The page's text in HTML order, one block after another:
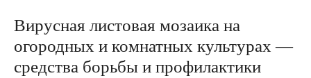
Вирусная листовая мозаика на
огородных и комнатных культурах —
средства борьбы и профилактики